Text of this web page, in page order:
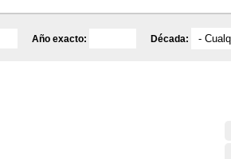
Año exacto: Década: